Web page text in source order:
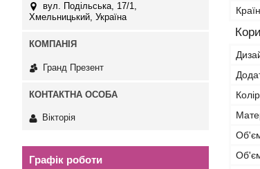
Колір
вул. Подільська, 17/1,
Хмельницький, Україна
Гранд Презент
Вікторія
Графік роботи